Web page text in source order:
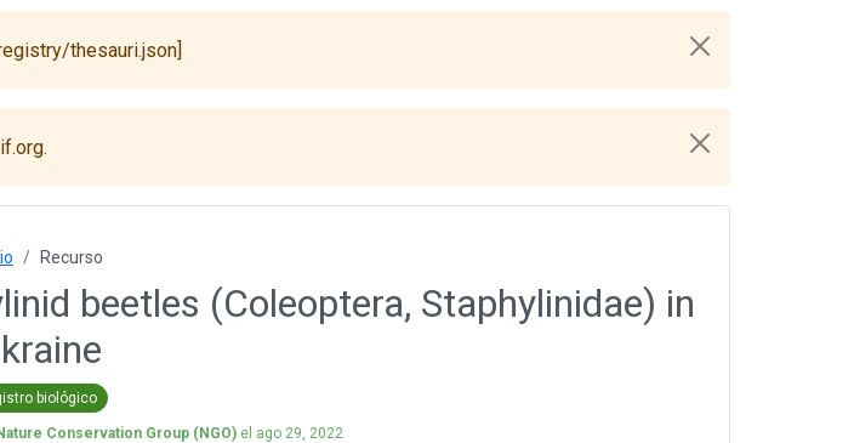
thesauri.json]
Recurso
beetles (Coleoptera, Staphylinidae) in
biológico
Conservation Group (NGO)el ago 29, 2022